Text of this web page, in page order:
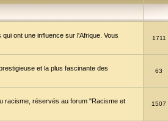
ont une influence sur l'Afrique. Vous
1711
et la plus fascinante des
63
racisme, réservés au forum "Racisme et
1507